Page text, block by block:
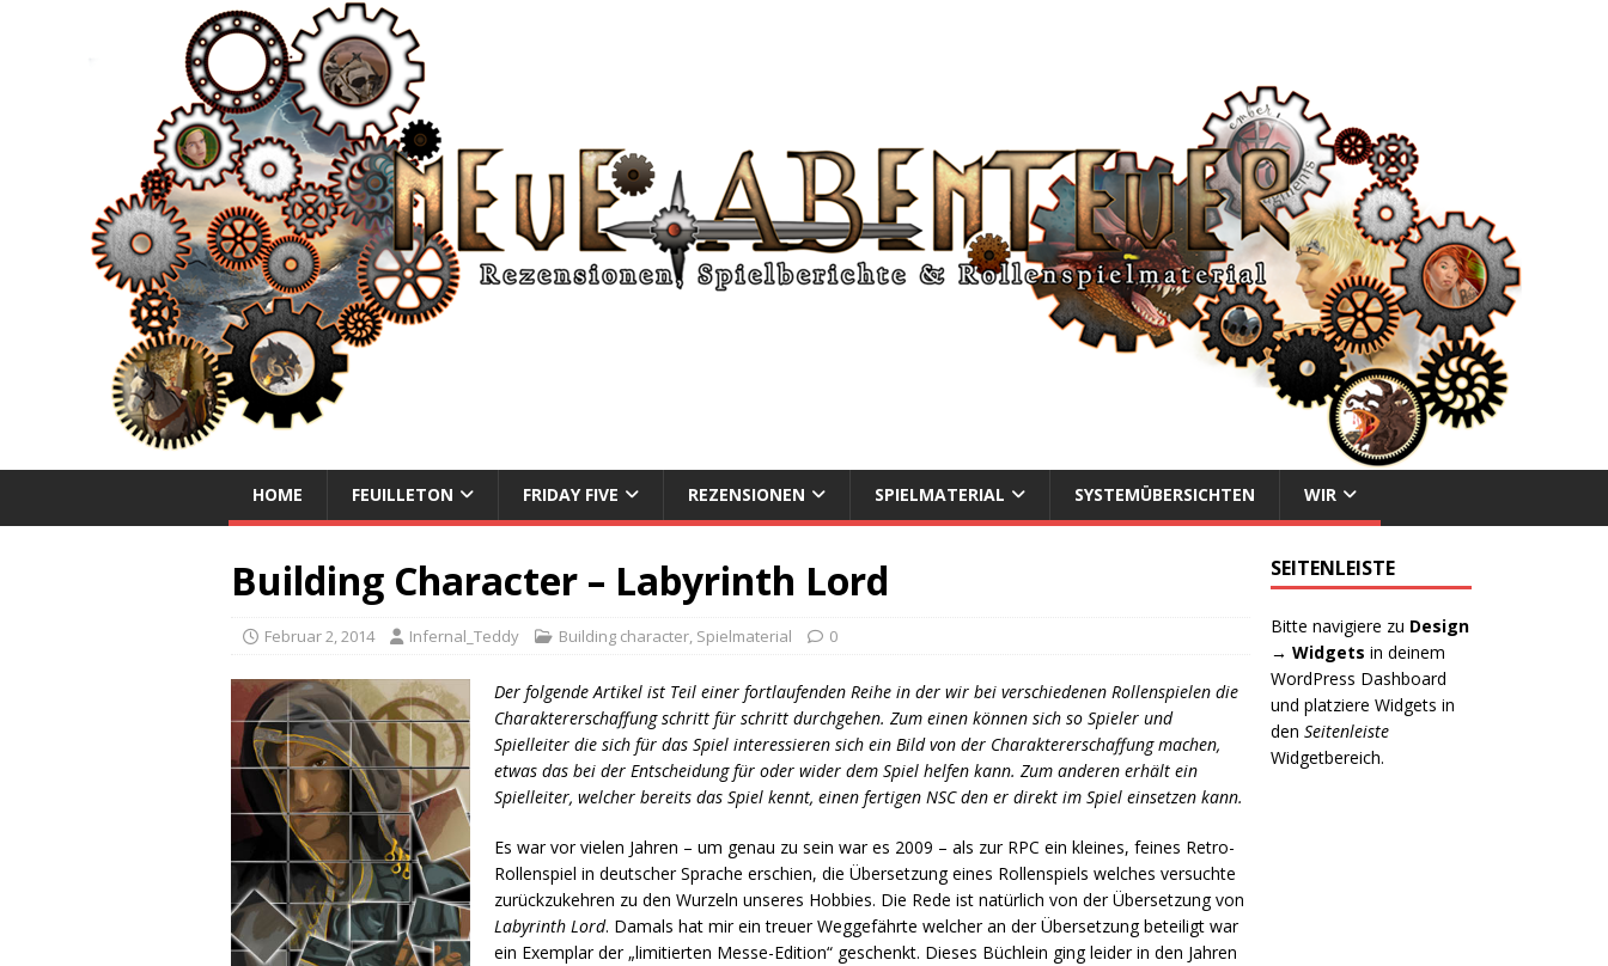
NEUE ABENTEUER
HOME FEUILLETON FRIDAY FIVE REZENSIONEN SPIELMATERIAL SYSTEMÜBERSICHTEN WIR
Building Character – Labyrinth Lord
Februar 2, 2014 Infernal_Teddy Building character, Spielmaterial 0
Der folgende Artikel ist Teil einer fortlaufenden Reihe in der wir bei verschiedenen Rollenspielen die
Charaktererschaffung schritt für schritt durchgehen. Zum einen können sich so Spieler und
Spielleiter die sich für das Spiel interessieren sich ein Bild von der Charaktererschaffung machen,
etwas das bei der Entscheidung für oder wider dem Spiel helfen kann. Zum anderen erhält ein
Spielleiter, welcher bereits das Spiel kennt, einen fertigen NSC den er direkt im Spiel einsetzen kann.
Es war vor vielen Jahren – um genau zu sein war es 2009 – als zur RPC ein kleines, feines Retro-
Rollenspiel in deutscher Sprache erschien, die Übersetzung eines Rollenspiels welches versuchte
zurückzukehren zu den Wurzeln unseres Hobbies. Die Rede ist natürlich von der Übersetzung von
Labyrinth Lord. Damals hat mir ein treuer Weggefährte welcher an der Übersetzung beteiligt war
ein Exemplar der „limitierten Messe-Edition“ geschenkt. Dieses Büchlein ging leider in den Jahren
SEITENLEISTE
Bitte navigiere zu Design
→ Widgets in deinem
WordPress Dashboard
und platziere Widgets in
denSeitenleiste
Widgetbereich.